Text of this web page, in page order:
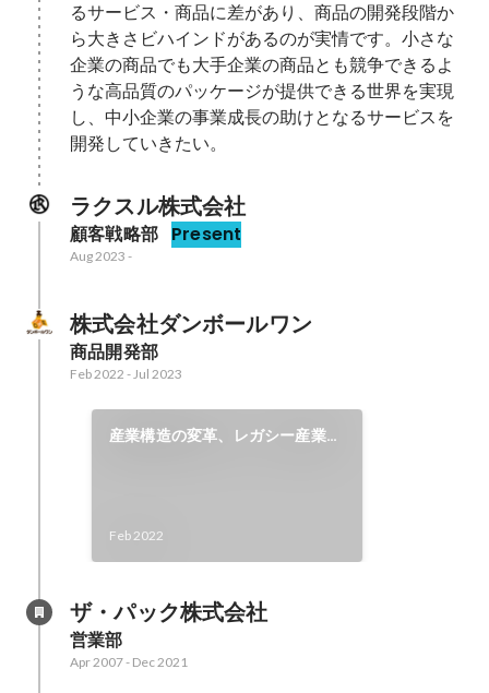
るサービス・商品に差があり、商品の開発段階か
ら大きさビハインドがあるのが実情です。小さな
企業の商品でも大手企業の商品とも競争できるよ
うな高品質のパッケージが提供できる世界を実現
し、中小企業の事業成長の助けとなるサービスを
開発していきたい。
ラクスル株式会社
顧客戦略部 Present
Aug 2023 -
株式会社ダンボールワン
商品開発部
Feb 2022 -Jul 2023
産業構造の変革、レガシー産業に
Feb 2022
ザ・パック株式会社
営業部
Apr 2007- Dec 2021